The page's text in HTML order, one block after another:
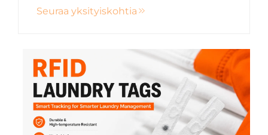
suunniteltu toimimaan tehokkaasti
tavallisissa RFID-tunnuksissa, joissa
esiintyy signaalihäiriöitä, kun niitä
kiinnitetään metallipinnalle, PCB:n
antimetallitun...
Seuraa yksityiskohtia